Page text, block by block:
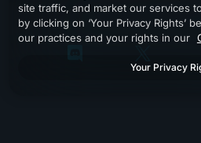
site traffic, and market our services
by clicking on ‘Your Privacy Rights’
our practices and your rights in our
Your Privacy